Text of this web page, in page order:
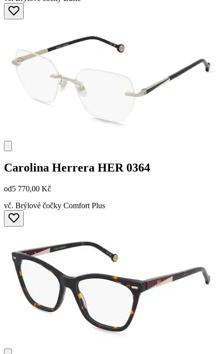
Carolina Herrera HER 0364
od5 770,00 Kč
vč. Brýlové čočky Comfort Plus